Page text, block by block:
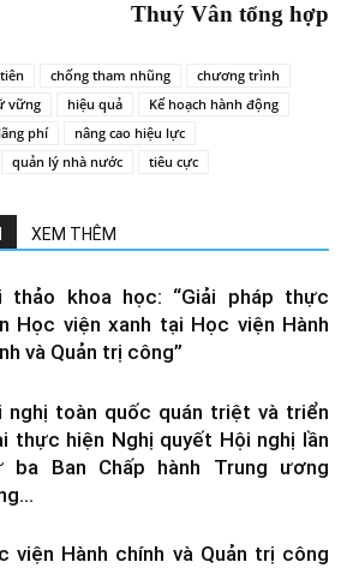
Thuý Vân tổng hợp
chống tham nhũng
chương trình
vững hiệu quả
Kế hoạch hành động
lãng phí
nâng cao hiệu lực
quản lý nhà nước tiêu cực
XEM THÊM
thảo khoa học: “Giải pháp thực
Học viện xanh tại Học viện Hành
và Quản trị công”
nghị toàn quốc quán triệt và triển
thực hiện Nghị quyết Hội nghị lần
ba Ban Chấp hành Trung ương
viện Hành chính và Quản trị công